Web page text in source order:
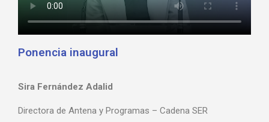
Ponencia inaugural
Sira Fernández Adalid
Directora de Antena y Programas – Cadena SER